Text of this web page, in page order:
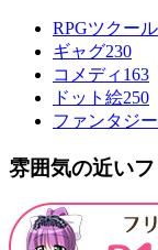
RPGツクー
ギャグ230
コメディ 163
ドット絵250
ファンタジー
雰囲気の近い